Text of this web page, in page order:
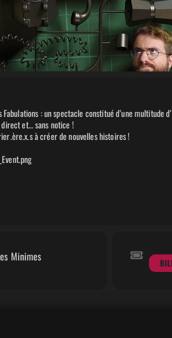
: un spectacle constitué d’une multitude
et… sans notice !
à créer de nouvelles histoires !
Minimes